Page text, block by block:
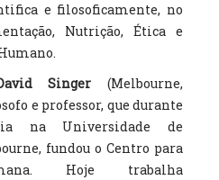
e filosoficamente, no
Nutrição, Ética e
Singer (Melbourne,
e professor, que durante
na Universidade de
fundou o Centro para
Hoje trabalha